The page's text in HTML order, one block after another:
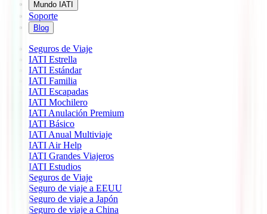
Mundo IATI
Soporte
Blog
Seguros de Viaje
IATI Estrella
IATI Estándar
IATI Familia
IATI Escapadas
IATI Mochilero
IATI Anulación Premium
IATI Básico
IATI Anual Multiviaje
IATI Air Help
IATI Grandes Viajeros
IATI Estudios
Seguros de Viaje
Seguro de viaje a EEUU
Seguro de viaje a Japón
Seguro de viaje a China